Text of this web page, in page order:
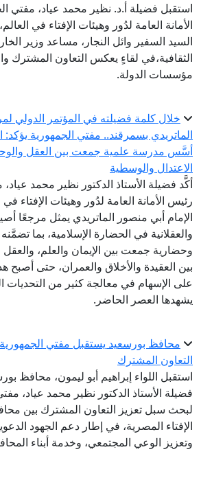
استقبل فضيلة أ.د. نظير محمد عياد، مفتي
الأمانة العامة لدُور وهيئات الإفتاء في العالم،
السيد السفير وائل النجار، مساعد وزير
الثقافية،في لقاءٍ يعكس التعاون المشترك
مؤسسات الدولة.
خلال كلمة فضيلته في المؤتمر الدولي
الماتريدي بسمرقند.. مفتي الجمهورية يؤكد:
أسَّس مدرسة علمية جمعت بين العقل
الاعتدال والوسطية
أكَّد فضيلة الأستاذ الدكتور نظير محمد عياد،
رئيس الأمانة العامة لدُور وهيئات الإفتاء في
الإمام أبي منصور الماتريدي يمثل مرجعًا
والعقلانية في الحضارة الإسلامية، بما
وحضارية جمعت بين الإيمان والعلم،
بين العقيدة والأخلاق والعمران، حتى أصبح
على الإسهام في معالجة كثير من التحديات
يشهدها العصر الحاضر.
محافظ بورسعيد يستقبل مفتي
التعاون المشترك
استقبل اللواء إبراهيم أبو ليمون، محافظ
فضيلة الأستاذ الدكتور نظير محمد عياد،
لبحث سبل تعزيز التعاون المشترك بين
الإفتاء المصرية، في إطار دعم الجهود
وتعزيز الوعي المجتمعي، وخدمة أبناء